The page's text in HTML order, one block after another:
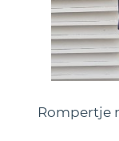
Rompertje